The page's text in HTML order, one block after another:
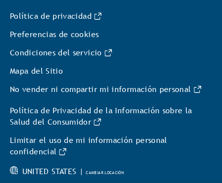
Política de privacidad
Preferencias de cookies
Condiciones del servicio
Mapa del Sitio
No vender ni compartir mi información personal
Política de Privacidad de la Información sobre la
Salud del Consumidor
Limitar el uso de mi información personal
confidencial
UNITED STATES |CAMBIAR LOCACIÓN